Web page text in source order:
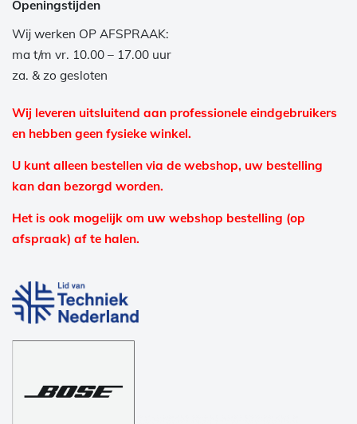
Openingstijden
Wij werken OP AFSPRAAK:
ma t/m vr. 10.00 – 17.00 uur
za. & zo gesloten
Wij leveren uitsluitend aan professionele eindgebruikers
en hebben geen fysieke winkel.
U kunt alleen bestellen via de webshop, uw bestelling
kan dan bezorgd worden.
Het is ook mogelijk om uw webshop bestelling (op
afspraak) af te halen.